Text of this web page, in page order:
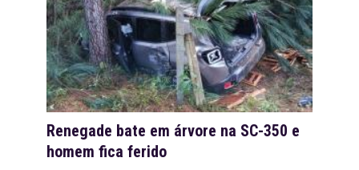
Renegade bate em árvore na SC-350 e
homem fica ferido